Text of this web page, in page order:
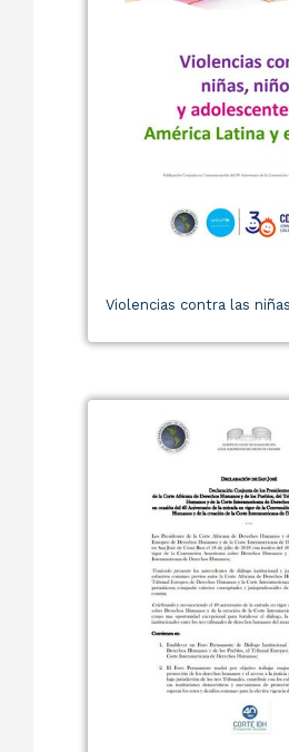
Violencias contra las